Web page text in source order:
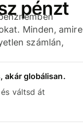
pénzt
Minden, amire
számlán,
akár globálisan.
váltsd át